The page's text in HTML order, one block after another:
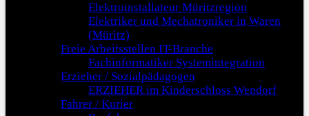
Elektroinstallateur Müritzregion
Elektriker und Mechatroniker in Waren
(Müritz)
Freie Arbeitsstellen IT-Branche
Fachinformatiker Systemintegration
Erzieher / Sozialpädagogen
ERZIEHER im Kinderschloss Wendorf
Fahrer / Kurier